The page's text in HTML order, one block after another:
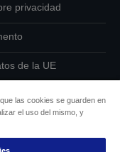
privacidad
de la UE
las cookies se guarden en
el uso del mismo, y